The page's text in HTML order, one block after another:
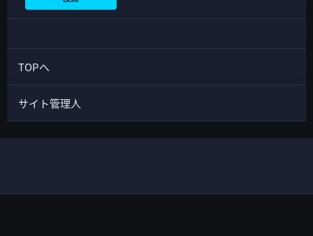
TOPへ
サイト管理人